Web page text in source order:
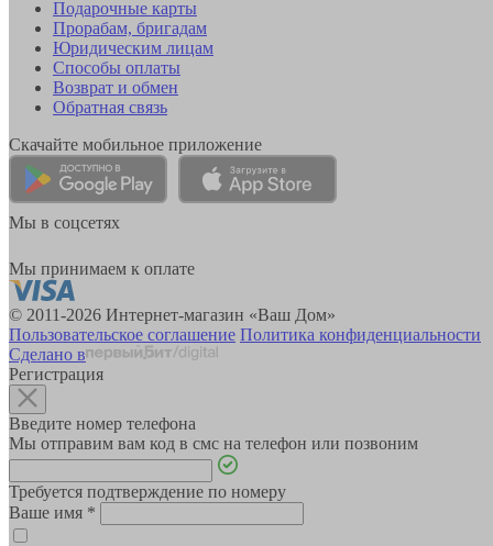
Подарочные карты
Прорабам, бригадам
Юридическим лицам
Способы оплаты
Возврат и обмен
Обратная связь
Скачайте мобильное приложение
Мы в соцсетях
Мы принимаем к оплате
© 2011-2026 Интернет-магазин «Ваш Дом»
Пользовательское соглашение Политика конфиденциальности
Сделано в
Регистрация
Введите номер телефона
Мы отправим вам код в смс на телефон или позвоним
Требуется подтверждение по номеру
Ваше имя *